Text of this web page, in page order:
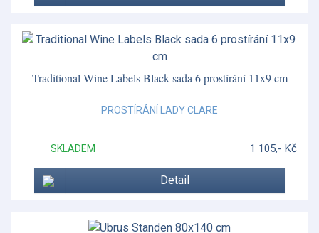
Traditional Wine Labels Black sada 6 prostírání 11x9 cm
PROSTÍRÁNÍ LADY CLARE
SKLADEM 1 105,- Kč
Detail